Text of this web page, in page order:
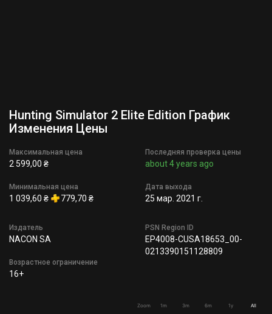
Hunting Simulator 2 Elite Edition График
Изменения Цены
Максимальная цена
2 599,00 ₴
Минимальная цена
1 039,60 ₴ 779,70 ₴
Последняя проверка цены
about 4 years ago
Дата выхода
25 мар. 2021 г.
Издатель
NACON SA
Возрастное ограничение
16+
PSN Region ID
EP4008-CUSA18653_00-
0213390151128809
Zoom 1m 3m 6m 1y All